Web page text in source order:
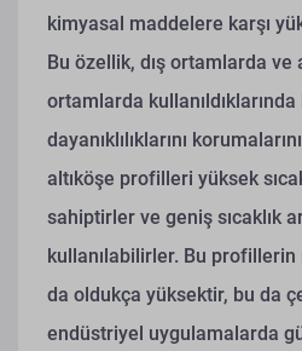
kimyasal maddelere karşı
Bu özellik, dış ortamlarda
ortamlarda
dayanıklılıklarını
altıköşe profilleri yüksek
sahiptirler ve geniş sıcaklık
kullanılabilirler. Bu profillerin
da oldukça yüksektir, bu da
endüstriyel uygulamalarda